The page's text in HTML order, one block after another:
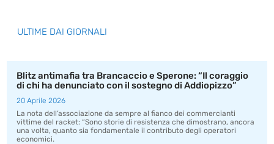
ULTIME DAI GIORNALI
Blitz antimafia tra Brancaccio e Sperone: “Il coraggio
di chi ha denunciato con il sostegno di Addiopizzo”
20 Aprile 2026
La nota dell’associazione da sempre al fianco dei commercianti
vittime del racket: “Sono storie di resistenza che dimostrano, ancora
una volta, quanto sia fondamentale il contributo degli operatori
economici.